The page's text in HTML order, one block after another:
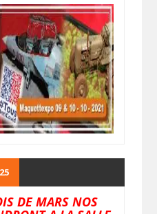
DE MARS NOS